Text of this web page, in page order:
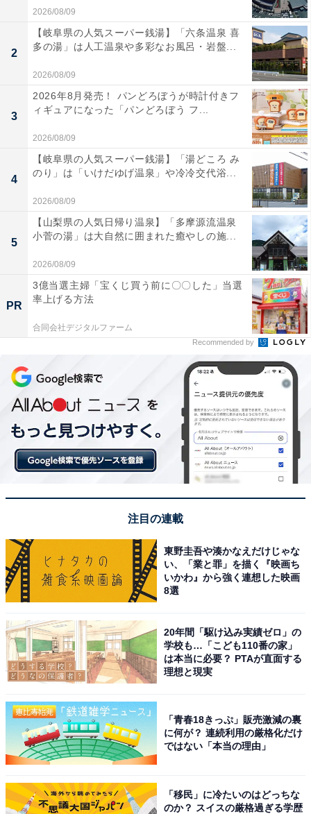
2026/08/09
2
【岐阜県の人気スーパー銭湯】「六条温泉 喜
多の湯」は人工温泉や多彩なお風呂・岩盤...
2026/08/09
3
2026年8月発売！ パンどろぼうが時計付きフ
ィギュアになった「パンどろぼう フ...
2026/08/09
4
【岐阜県の人気スーパー銭湯】「湯どころ み
のり」は「いけだゆげ温泉」や冷冷交代浴...
2026/08/09
5
【山梨県の人気日帰り温泉】「多摩源流温泉
小菅の湯」は大自然に囲まれた癒やしの施...
2026/08/09
PR
3億当選主婦「宝くじ買う前に〇〇した」当選
率上げる方法
合同会社デジタルファーム
Recommended by
注目の連載
東野圭吾や湊かなえだけじゃな
い、「業と罪」を描く『映画ち
いかわ』から強く連想した映画
8選
20年間「駆け込み実績ゼロ」の
学校も…「こども110番の家」
は本当に必要？ PTAが直面する
理想と現実
「青春18きっぷ」販売激減の裏
に何が？ 連続利用の厳格化だけ
ではない「本当の理由」
「移民」に冷たいのはどっちな
のか？ スイスの厳格過ぎる学歴